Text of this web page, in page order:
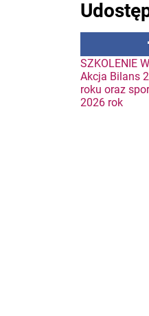
wpisu
SZKOLENIE
Akcja Bilans
roku oraz
2026 rok